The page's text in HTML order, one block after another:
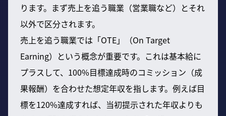
ります。まず売上を追う職業（営業職など）とそれ
以外で区分されます。
売上を追う職業では「OTE」（On Target
Earning）という概念が重要です。これは基本給に
プラスして、100%目標達成時のコミッション（成
果報酬）を合わせた想定年収を指します。例えば目
標を120%達成すれば、当初提示された年収よりも